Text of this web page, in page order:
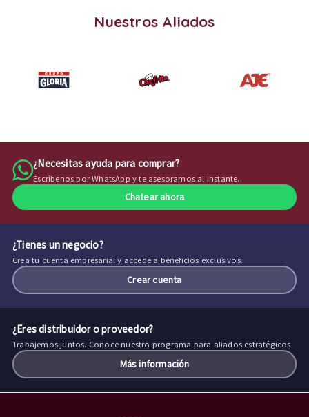
Nuestros Aliados
¿Necesitas ayuda para comprar?
Escríbenos por WhatsApp y te asesoramos al instante.
Chatear ahora
¿Tienes un negocio?
Crea tu cuenta empresarial y accede a beneficios exclusivos.
Crear cuenta
¿Eres distribuidor o proveedor?
Trabajemos juntos. Conoce nuestro programa para aliados estratégicos.
Más información